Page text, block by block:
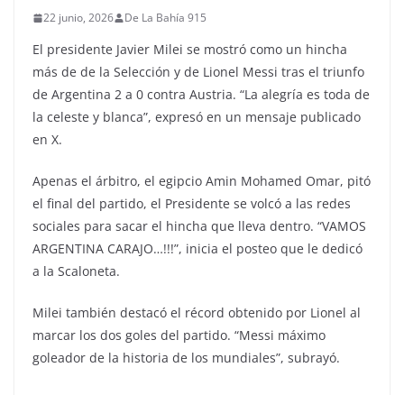
22 junio, 2026 De La Bahía 915
El presidente Javier Milei se mostró como un hincha
más de de la Selección y de Lionel Messi tras el triunfo
de Argentina 2 a 0 contra Austria. “La alegría es toda de
la celeste y blanca”, expresó en un mensaje publicado
en X.
Apenas el árbitro, el egipcio Amin Mohamed Omar, pitó
el final del partido, el Presidente se volcó a las redes
sociales para sacar el hincha que lleva dentro. “VAMOS
ARGENTINA CARAJO…!!!”, inicia el posteo que le dedicó
a la Scaloneta.
Milei también destacó el récord obtenido por Lionel al
marcar los dos goles del partido. “Messi máximo
goleador de la historia de los mundiales”, subrayó.